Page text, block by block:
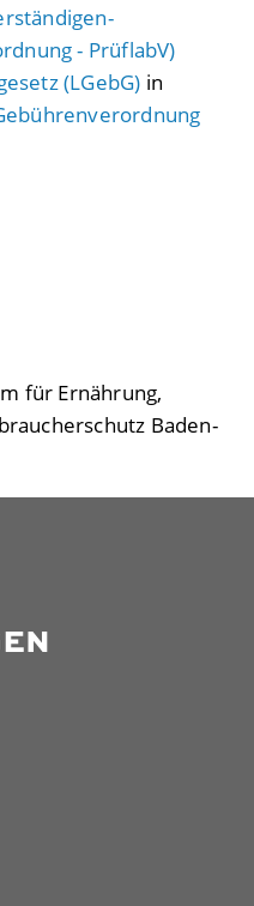
- PrüflabV)
(LGebG) in
für Ernährung,
Baden-